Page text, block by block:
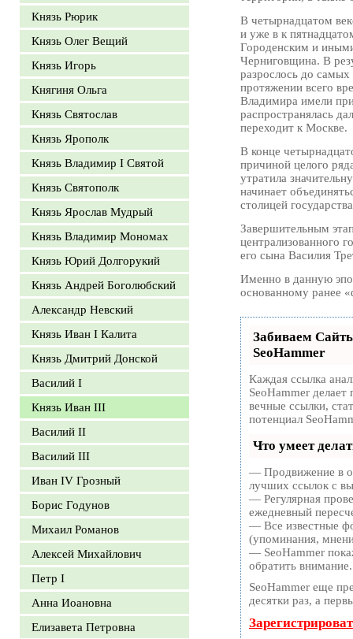
Князь Рюрик
Князь Олег Вещий
Князь Игорь
Княгиня Ольга
Князь Святослав
Князь Ярополк
Князь Владимир I Святой
Князь Святополк
Князь Ярослав Мудрый
Князь Владимир Мономах
Князь Юрий Долгорукий
Князь Андрей Боголюбский
Александр Невский
Князь Иван I Калита
Князь Дмитрий Донской
Василий I
Князь Иван III
Василий II
Василий III
Иван IV Грозный
Борис Годунов
Михаил Романов
Алексей Михайлович
Петр I
Анна Иоановна
Елизавета Петровна
В четырнадцатом
и уже в к
Городенским и
Черниговщина. В
разрослось до
протяжении всего
Владимира имели
распространялась
переходит к Москве.
В конце
причиной целого
утратила
начинает
столицей
Завершительным
централизованного
его сына Василия
Именно в данную
основанному ранее
Забиваем
SeoHammer
Каждая ссылка
SeoHammer
вечные ссылки,
потенциал
Что умеет
— Продвижение в
лучших ссылок с
— Регулярная
ежедневный
— Все известные
(упоминания,
— SeoHammer
обратить внимание.
SeoHammer еще
десятки раз, а